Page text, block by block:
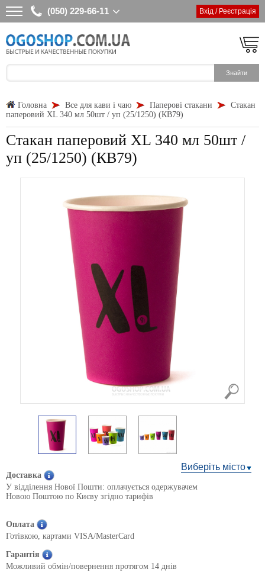
(050) 229-66-11 Вхід / Реєстрація
Головна Все для кави і чаю Паперові стакани
Стакан
паперовий XL 340 мл 50шт / уп (25/1250) (КВ79)
Стакан паперовий XL 340 мл 50шт /
уп (25/1250) (КВ79)
Виберіть місто
Доставка
У відділення Нової Пошти: оплачується одержувачем
Новою Поштою по Києву згідно тарифів
Оплата
Готівкою, картами VISA/MasterCard
Гарантія
Можливий обмін/повернення протягом 14 днів